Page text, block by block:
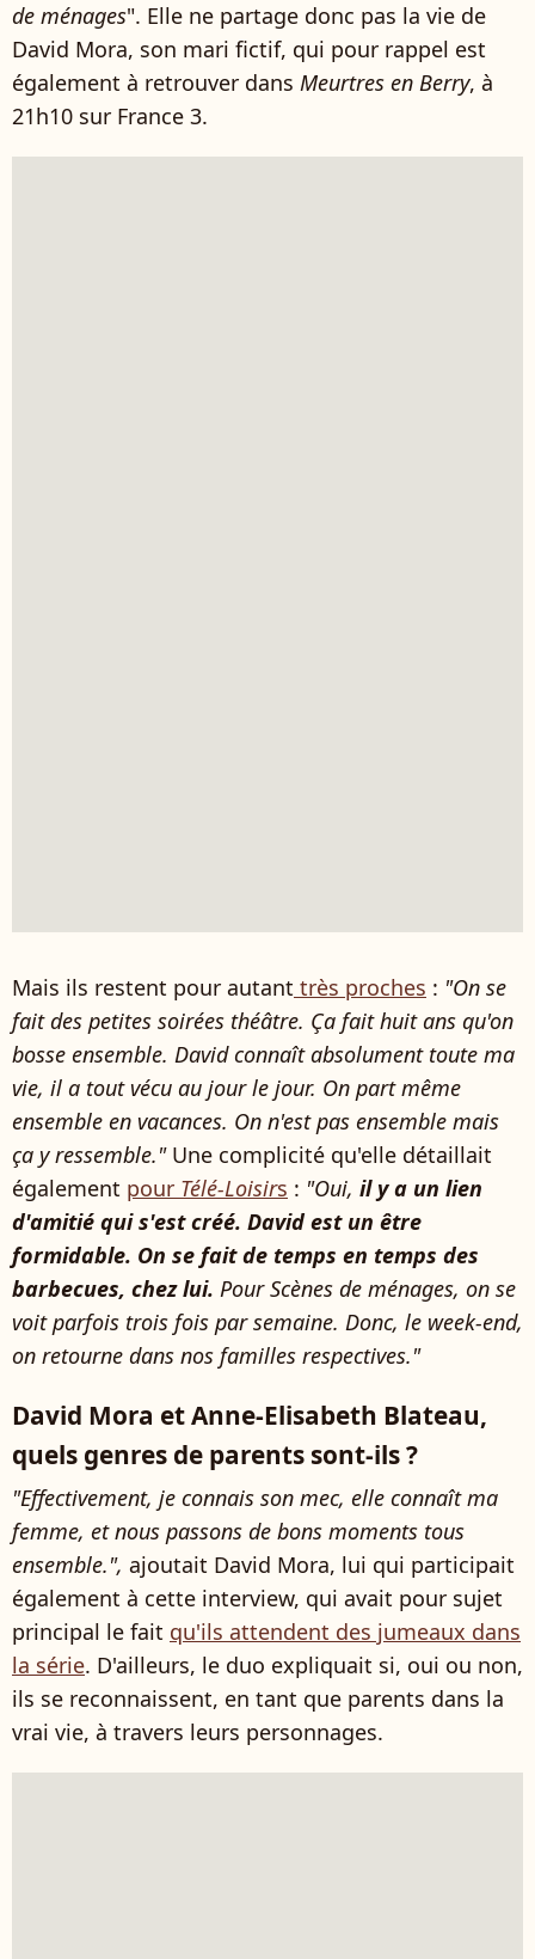
de ménages". Elle ne partage donc pas la vie de
David Mora, son mari fictif, qui pour rappel est
également à retrouver dans Meurtres en Berry, à
21h10 sur France 3.
Mais ils restent pour autant très proches : "On se
fait des petites soirées théâtre. Ça fait huit ans qu'on
bosse ensemble. David connaît absolument toute ma
vie, il a tout vécu au jour le jour. On part même
ensemble en vacances. On n'est pas ensemble mais
ça y ressemble." Une complicité qu'elle détaillait
également pour Télé-Loisirs : "Oui, il y a un lien
d'amitié qui s'est créé. David est un être
formidable. On se fait de temps en temps des
barbecues, chez lui. Pour Scènes de ménages, on se
voit parfois trois fois par semaine. Donc, le week-end,
on retourne dans nos familles respectives."
David Mora et Anne-Elisabeth Blateau,
quels genres de parents sont-ils ?
"Effectivement, je connais son mec, elle connaît ma
femme, et nous passons de bons moments tous
ensemble.", ajoutait David Mora, lui qui participait
également à cette interview, qui avait pour sujet
principal le fait qu'ils attendent des jumeaux dans
la série. D'ailleurs, le duo expliquait si, oui ou non,
ils se reconnaissent, en tant que parents dans la
vrai vie, à travers leurs personnages.